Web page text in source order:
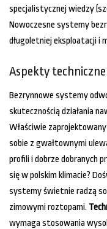
specjalistycznej wiedzy
Nowoczesne systemy
długoletniej eksploatacji i
Aspekty
Bezrynnowe systemy
skutecznością działania
Właściwie
sobie z gwałtownymi
profili i dobrze dobranych
się w polskim klimacie?
systemy świetnie radzą
zimowymi roztopami.
wymaga stosowania